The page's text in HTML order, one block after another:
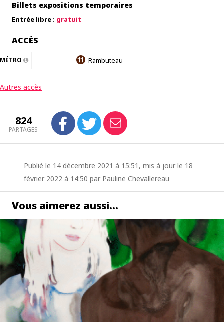
Billets expositions temporaires
Entrée libre : gratuit
ACCÈS
MÉTRO Rambuteau
Autres accès
824
PARTAGES
Publié le 14 décembre 2021 à 15:51, mis à jour le 18
février 2022 à 14:50 par Pauline Chevallereau
Vous aimerez aussi…